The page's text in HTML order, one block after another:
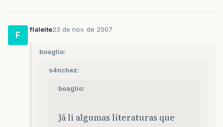
F
flaleite23 de nov. de 2007
boaglio:
s4nchez:
boaglio:
Já li algumas literaturas que